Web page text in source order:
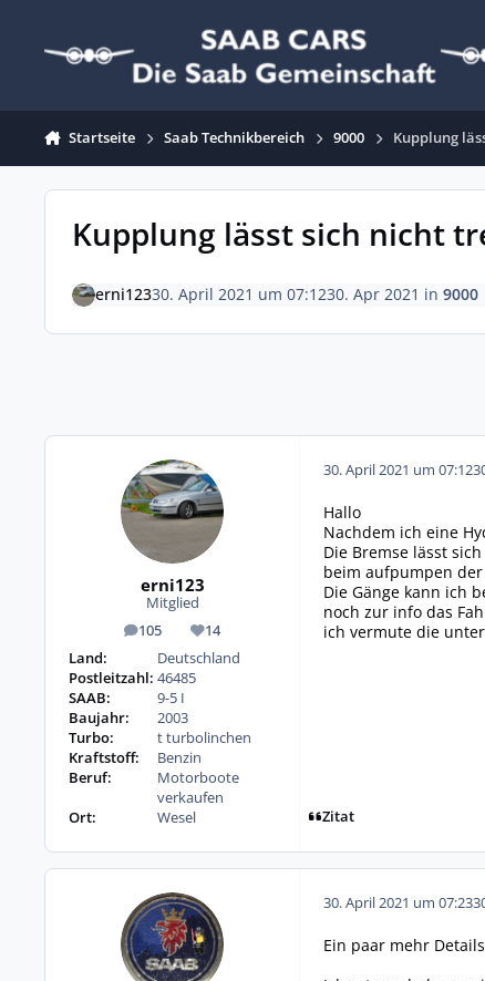
Startseite Saab Technikbereich 9000 Kupplung
Kupplung lässt sich nicht
erni12330. April 2021 um 07:1230. Apr 2021 in 9000
erni123
Mitglied
105
Beiträge 14
Reputation
Land:
Deutschland
Postleitzahl: 46485
SAAB:
9-5 I
Baujahr:
2003
Turbo:
t turbolinchen
Kraftstoff:
Benzin
Beruf:
Motorboote
verkaufen
Ort:
Wesel
30. April 2021 um 07:12
Hallo
Nachdem ich eine
Die Bremse lässt
beim aufpumpen
Die Gänge kann ich
noch zur info das
ich vermute die
Zitat
30. April 2021 um 07:23
Ein paar mehr